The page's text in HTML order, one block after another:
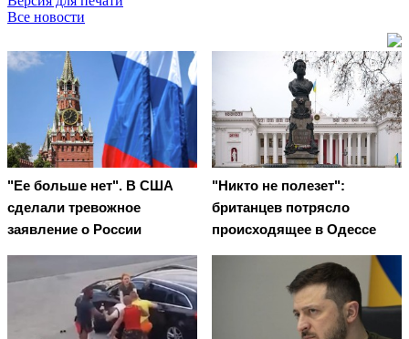
Все новости
"Ее больше нет". В США
сделали тревожное
заявление о России
"Никто не полезет":
британцев потрясло
происходящее в Одессе